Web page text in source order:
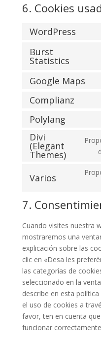
6. Cookies
WordPress
Burst
Statistics
Google Maps
Complianz
Polylang
Divi
(Elegant
Themes)
Varios
7.
Cuando visites nuestra
mostraremos una
explicación sobre las
clic en «Desa les
las categorías de
seleccionado en la
describe en esta
el uso de cookies a
favor, ten en cuenta
funcionar